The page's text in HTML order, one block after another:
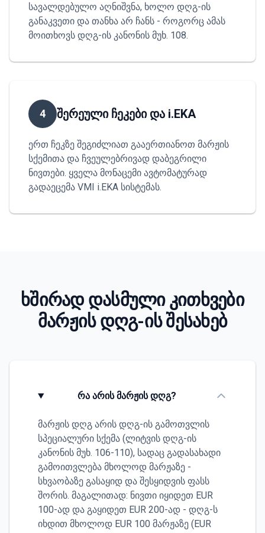
სავალდებულო აღნიშვნა, ხოლო დღგ-ის
განაკვეთი და თანხა არ ჩანს - როგორც ამას
მოითხოვს დღგ-ის კანონის მუხ. 108.
4 შერეული ჩეკები და i.EKA
ერთ ჩეკზე შეგიძლიათ გააერთიანოთ მარჟის
სქემითა და ჩვეულებრივად დაბეგრილი
ნივთები. ყველა მონაცემი ავტომატურად
გადაეცემა VMI i.EKA სისტემას.
ხშირად დასმული კითხვები
მარჟის დღგ-ის შესახებ
რა არის მარჟის დღგ?
მარჟის დღგ არის დღგ-ის გამოთვლის
სპეციალური სქემა (ლიტვის დღგ-ის
კანონის მუხ. 106-110), სადაც გადასახადი
გამოითვლება მხოლოდ მარჟაზე -
სხვაობაზე გასაყიდ და შესყიდვის ფასს
შორის. მაგალითად: ნივთი იყიდეთ EUR
100-ად და გაყიდეთ EUR 200-ად - დღგ-ს
იხდით მხოლოდ EUR 100 მარჟაზე (EUR